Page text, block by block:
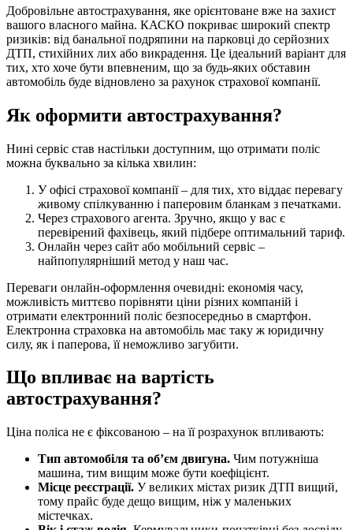
Добровільне автострахування, яке орієнтоване вже на захист
вашого власного майна. КАСКО покриває широкий спектр
ризиків: від банальної подряпини на парковці до серйозних
ДТП, стихійних лих або викрадення. Це ідеальний варіант для
тих, хто хоче бути впевненим, що за будь-яких обставин
автомобіль буде відновлено за рахунок страхової компанії.
Як оформити автострахування?
Нині сервіс став настільки доступним, що отримати поліс
можна буквально за кілька хвилин:
У офісі страхової компанії – для тих, хто віддає перевагу
живому спілкуванню і паперовим бланкам з печатками.
Через страхового агента. Зручно, якщо у вас є
перевірений фахівець, який підбере оптимальний тариф.
Онлайн через сайт або мобільний сервіс –
найпопулярніший метод у наш час.
Переваги онлайн-оформлення очевидні: економія часу,
можливість миттєво порівняти ціни різних компаній і
отримати електронний поліс безпосередньо в смартфон.
Електронна страховка на автомобіль має таку ж юридичну
силу, як і паперова, її неможливо загубити.
Що впливає на вартість
автострахування?
Ціна поліса не є фіксованою – на її розрахунок впливають:
Тип автомобіля та об’єм двигуна. Чим потужніша
машина, тим вищим може бути коефіцієнт.
Місце реєстрації. У великих містах ризик ДТП вищий,
тому прайс буде дещо вищим, ніж у маленьких
містечках.